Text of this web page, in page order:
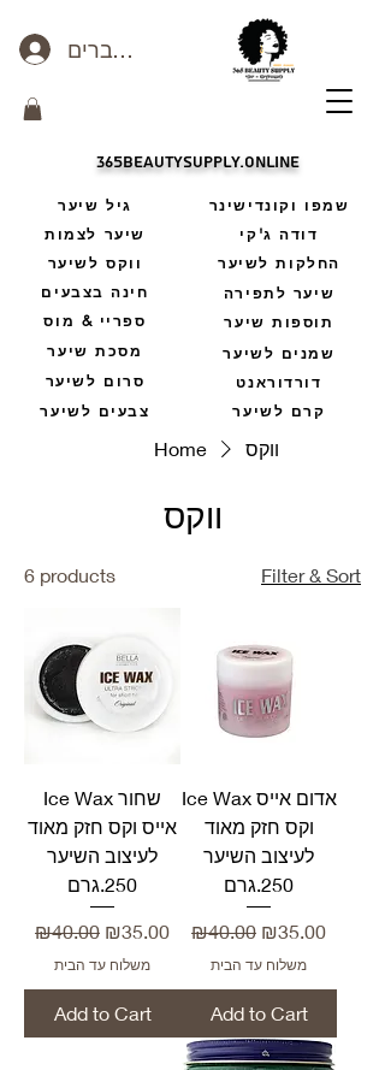
כניסה לחברים
365beautysupply.online
גיל שיער
שיער לצמות
ווקס לשיער
חינה בצבעים
ספריי & מוס
מסכת שיער
סרום לשיער
צבעים לשיער
שמפו וקונדישינר
דודה ג'קי
החלקות לשיער
שיער לתפירה
תוספות שיער
שמנים לשיער
דורדוראנט
קרם לשיער
Home ווקס
ווקס
6 products Filter & Sort
Ice Wax שחור
אייס וקס חזק מאוד
לעיצוב השיער
250.גרם
Regular Price
₪40.00 Sale Price
₪35.00
משלוח עד הבית
Add to Cart
Ice Wax אדום אייס
וקס חזק מאוד
לעיצוב השיער
250.גרם
Regular Price
₪40.00 Sale Price
₪35.00
משלוח עד הבית
Add to Cart